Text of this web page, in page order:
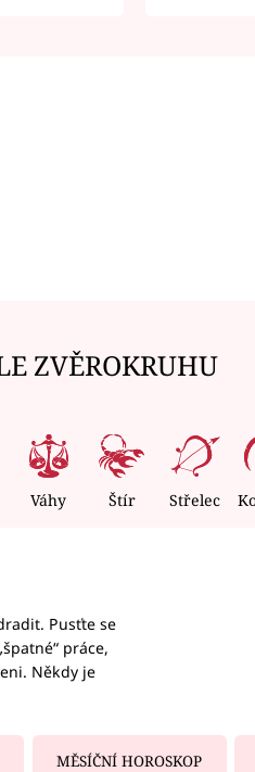
ZVĚROKRUHU
Váhy Štír Střelec
Pusťte se
práce,
Někdy je
MĚSÍČNÍ HOROSKOP